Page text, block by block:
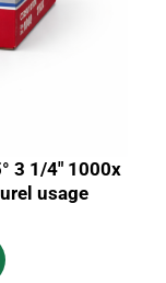
3 1/4″ 1000x
usage